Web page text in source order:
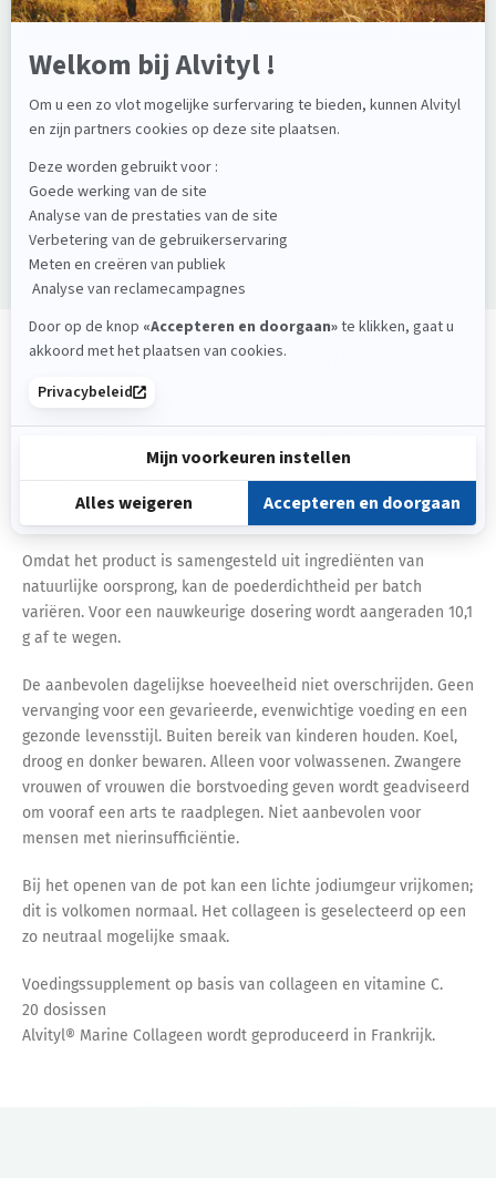
Voor 1 dosis %VWR*
Gehydrolyseerd collageen
waarvan type I waarvan 9500 mg /
Vitamine C
*VWR = Voedingswaardereferentie
Hoe gebruik je Alvityl® Marine
Collageen?
Oplossen in een koude of lauwe drank (zoals water, sap of
daags programma, dat herhaald kan worden.
Omdat het product is samengesteld uit ingrediënten van
natuurlijke oorsprong, kan de poederdichtheid per batch
variëren. Voor een nauwkeurige dosering wordt aangeraden 10,1
g af te wegen.
De aanbevolen dagelijkse hoeveelheid niet overschrijden. Geen
vervanging voor een gevarieerde, evenwichtige voeding en een
gezonde levensstijl. Buiten bereik van kinderen houden. Koel,
droog en donker bewaren. Alleen voor volwassenen. Zwangere
vrouwen of vrouwen die borstvoeding geven wordt geadviseerd
om vooraf een arts te raadplegen. Niet aanbevolen voor
mensen met nierinsufficiëntie.
Bij het openen van de pot kan een lichte jodiumgeur vrijkomen;
dit is volkomen normaal. Het collageen is geselecteerd op een
zo neutraal mogelijke smaak.
Voedingssupplement op basis van collageen en vitamine C.
20 dosissen
Alvityl® Marine Collageen wordt geproduceerd in Frankrijk.